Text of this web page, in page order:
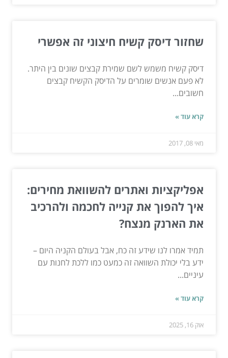
שחזור דיסק קשיח חיצוני זה אפשרי
דיסק קשיח משמש לשם שמירת קבצים שונים בין היתר.
לא פעם אנשים שומרים על הדיסק הקשיח קבצים
חשובים...
קרא עוד »
מאי 08, 2017
אפליקציות ואתרים להשוואת מחירים:
איך להפוך את קנייה לחכמה ולהרכיב
את הארנק מנצח?
תמיד אמרו לנו שידע זה כח, אבל בעולם הקניה היום –
ידע בלי יכולת השוואה זה כמעט כמו ללכת לחנות עם
עיניים...
קרא עוד »
אוק 16, 2025